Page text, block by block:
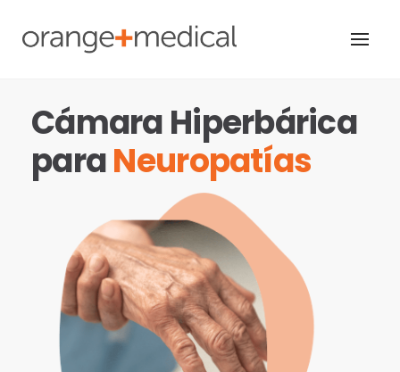
content
Cámara Hiperbárica
paraNeuropatías